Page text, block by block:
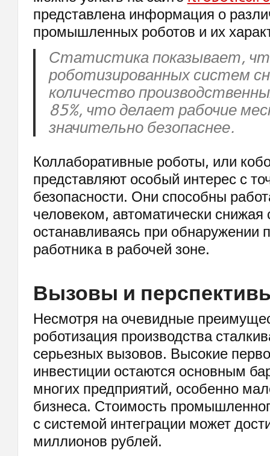
представлена информация о
промышленных роботов и их
Статистика показывает,
роботизированных систем
количество
85%, что делает рабочие
значительно безопаснее.
Коллаборативные роботы, или
представляют особый интерес с
безопасности. Они способны
человеком, автоматически снижая
останавливаясь при обнаружении
работника в рабочей зоне.
Вызовы и
Несмотря на очевидные
роботизация производства
серьезных вызовов. Высокие
инвестиции остаются основным
многих предприятий, особенно
бизнеса. Стоимость
с системой интеграции может
миллионов рублей.